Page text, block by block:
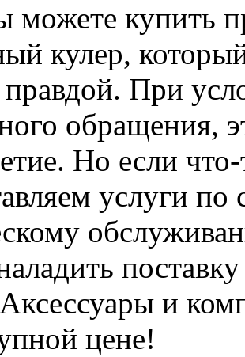
можете купить
кулер,
При
обращения,
Но если
услуги
и
цене!